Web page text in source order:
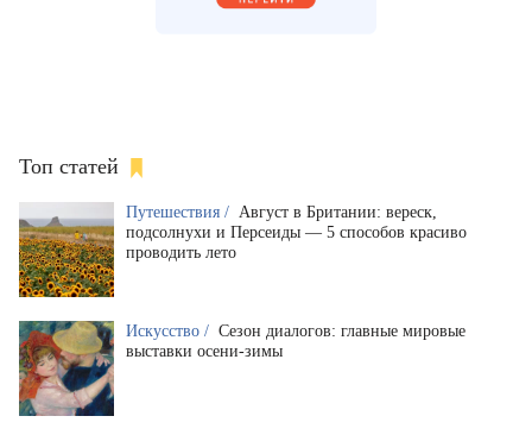
Топ статей
Путешествия / Август в Британии: вереск,
подсолнухи и Персеиды — 5 способов красиво
проводить лето
Искусство / Сезон диалогов: главные мировые
выставки осени-зимы